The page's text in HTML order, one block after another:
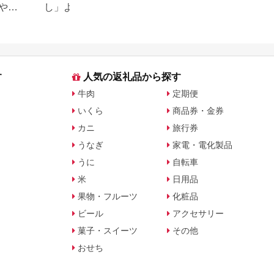
子
し」よかったもの特集。お
人気の返礼品から探す
牛肉
いくら
カニ
うなぎ
うに
米
果物・フルーツ
ビール
菓子・スイーツ
おせち
定期便
商品券・金券
旅行券
家電・電化製品
自転車
日用品
化粧品
アクセサリー
その他